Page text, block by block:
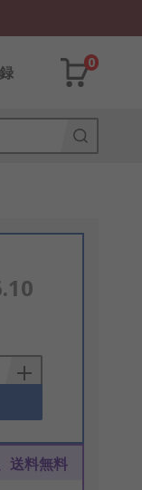
0
送料無料